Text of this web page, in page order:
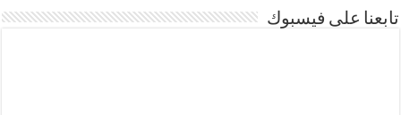
تابعنا على فيسبوك